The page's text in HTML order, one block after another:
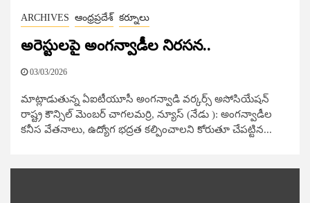
ARCHIVES ఆంధ్రప్రదేశ్ కర్నూలు
అరెస్టులపై అంగన్వాడీల నిరసన..
03/03/2026
మాట్లాడుతున్న ఏఐటీయూసీ అంగన్వాడి వర్కర్స్ అసోసియేషన్
రాష్ట్ర కౌన్సిల్ మెంబర్ చాగలమర్రి, న్యూస్​ (నేడు ): అంగన్వాడీల
కనీస వేతనాలు, ఉద్యోగ భద్రత కల్పించాలని కోరుతూ చేపట్టిన...